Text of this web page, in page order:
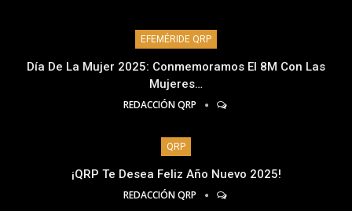
EFEMÉRIDE QRP
Día De La Mujer 2025: Conmemoramos El 8M Con Las
Mujeres…
REDACCIÓN QRP
QRP
¡QRP Te Desea Feliz Año Nuevo 2025!
REDACCIÓN QRP